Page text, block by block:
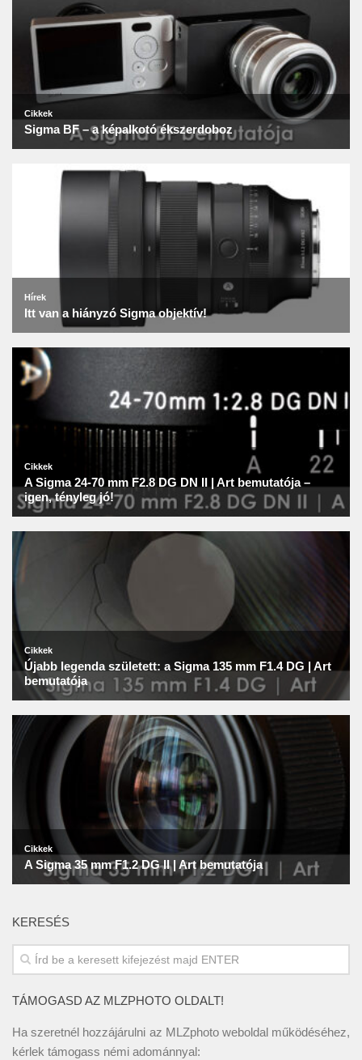
KERESÉS
TÁMOGASD AZ MLZPHOTO OLDALT!
Ha szeretnél hozzájárulni az MLZphoto weboldal működéséhez,
kérlek támogass némi adománnyal: